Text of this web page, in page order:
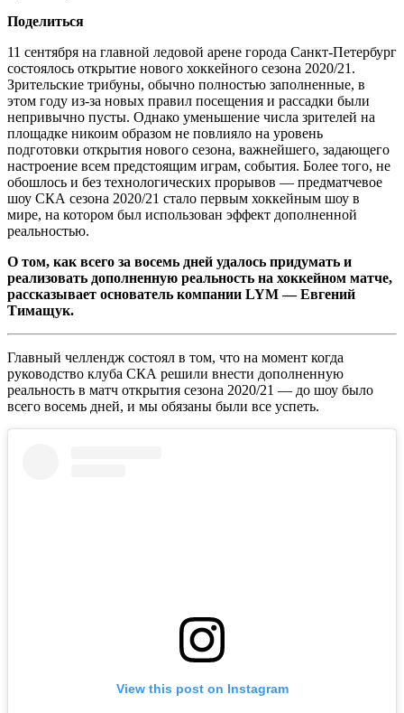
Поделиться
11 сентября на главной ледовой арене города Санкт-Петербург
состоялось открытие нового хоккейного сезона 2020/21.
Зрительские трибуны, обычно полностью заполненные, в
этом году из-за новых правил посещения и рассадки были
непривычно пусты. Однако уменьшение числа зрителей на
площадке никоим образом не повлияло на уровень
подготовки открытия нового сезона, важнейшего, задающего
настроение всем предстоящим играм, события. Более того, не
обошлось и без технологических прорывов — предматчевое
шоу СКА сезона 2020/21 стало первым хоккейным шоу в
мире, на котором был использован эффект дополненной
реальностью.
О том, как всего за восемь дней удалось придумать и
реализовать дополненную реальность на хоккейном матче,
рассказывает основатель компании LYM — Евгений
Тимащук.
Главный челлендж состоял в том, что на момент когда
руководство клуба СКА решили внести дополненную
реальность в матч открытия сезона 2020/21 — до шоу было
всего восемь дней, и мы обязаны были все успеть.
View this post on Instagram